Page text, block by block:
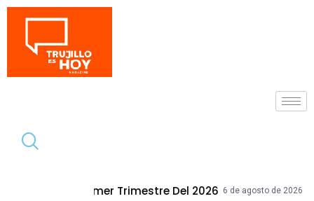
Del 2026 6 de agosto de 2026 Mallplaza Trujillo